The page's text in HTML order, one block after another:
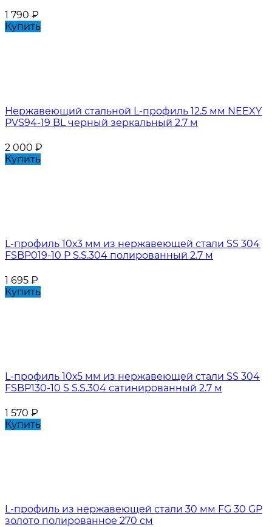
1 790 ₽
Купить
Нержавеющий стальной L-профиль 12.5 мм NEEXY
PVS94-19 BL черный зеркальный 2.7 м
2 000 ₽
Купить
L-профиль 10х3 мм из нержавеющей стали SS 304
FSBP019-10 P S.S.304 полированный 2.7 м
1 695 ₽
Купить
L-профиль 10х5 мм из нержавеющей стали SS 304
FSBP130-10 S S.S.304 сатинированный 2.7 м
1 570 ₽
Купить
L-профиль из нержавеющей стали 30 мм FG 30 GP
золото полированное 270 см